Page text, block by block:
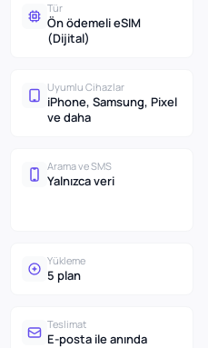
Tür
Ön ödemeli eSIM
(Dijital)
Uyumlu Cihazlar
iPhone, Samsung, Pixel
ve daha
Arama ve SMS
Yalnızca veri
Yükleme
5 plan
Teslimat
E-posta ile anında